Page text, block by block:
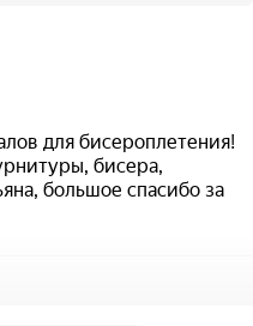
для бисероплетения!
бисера,
большое спасибо за